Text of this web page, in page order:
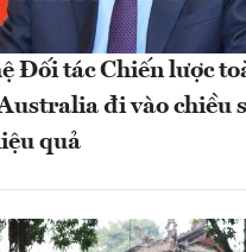
Đối tác Chiến lược
đi vào chiều
quả